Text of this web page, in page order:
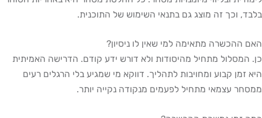
בלבד, וכך זה מוצג גם בתנאי השימוש של התוכנית.
האם ההכשרה מתאימה למי שאין לו ניסיון?
כן. המסלול מתחיל מהיסודות ולא דורש ידע קודם. הדרישה האמיתית
היא זמן קבוע ומחויבות לתהליך. דווקא מי שמגיע בלי הרגלים רעים
ממסחר עצמאי מתחיל לפעמים מנקודה נקייה יותר.